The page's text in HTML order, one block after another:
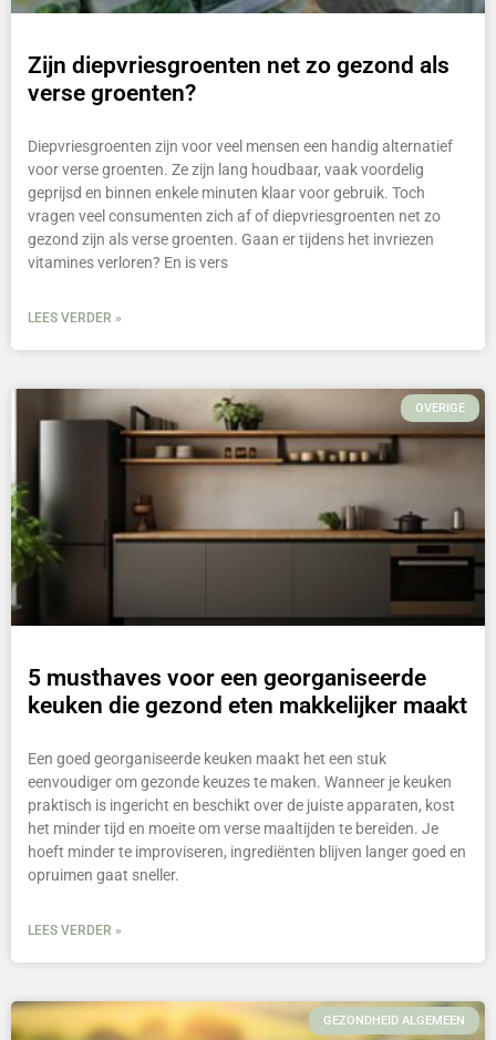
Zijn diepvriesgroenten net zo gezond als
verse groenten?
Diepvriesgroenten zijn voor veel mensen een handig alternatief
voor verse groenten. Ze zijn lang houdbaar, vaak voordelig
geprijsd en binnen enkele minuten klaar voor gebruik. Toch
vragen veel consumenten zich af of diepvriesgroenten net zo
gezond zijn als verse groenten. Gaan er tijdens het invriezen
vitamines verloren? En is vers
LEES VERDER »
OVERIGE
5 musthaves voor een georganiseerde
keuken die gezond eten makkelijker maakt
Een goed georganiseerde keuken maakt het een stuk
eenvoudiger om gezonde keuzes te maken. Wanneer je keuken
praktisch is ingericht en beschikt over de juiste apparaten, kost
het minder tijd en moeite om verse maaltijden te bereiden. Je
hoeft minder te improviseren, ingrediënten blijven langer goed en
opruimen gaat sneller.
LEES VERDER »
GEZONDHEID ALGEMEEN